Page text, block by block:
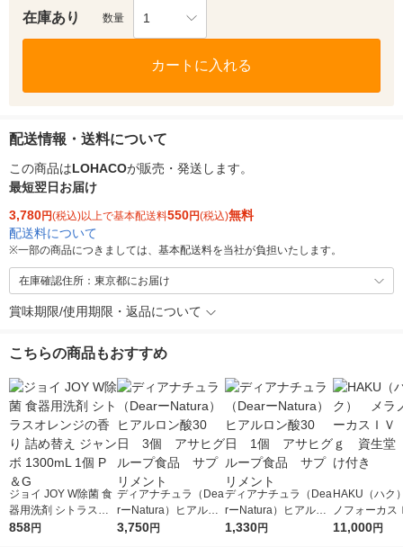
在庫あり 数量 1
カートに入れる
配送情報・送料について
この商品はLOHACOが販売・発送します。
最短翌日お届け
3,780円(税込)以上で基本配送料550円(税込)無料
配送料について
※一部の商品につきましては、基本配送料を当社が負担いたします。
在庫確認住所：東京都にお届け
賞味期限/使用期限・返品について
こちらの商品もおすすめ
ジョイ JOY W除菌 食
器用洗剤 シトラスオ
レンジの香り 詰め替
858円
ディアナチュラ（Dea
rーNatura）ヒアルロ
ン酸30日 3個 アサ
3,750円
ディアナチュラ（Dea
rーNatura）ヒアルロ
ン酸30日 1個 アサ
1,330円
HAKU（ハ
ノフォーカ
5ｇ 資生堂
11,000円